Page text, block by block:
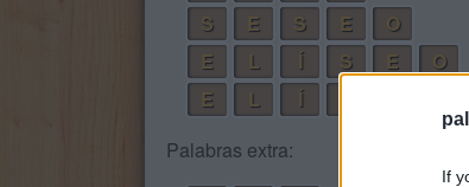
If
S
E S E
O
E
L Í S E
O
E
L Í
Palabras extra: